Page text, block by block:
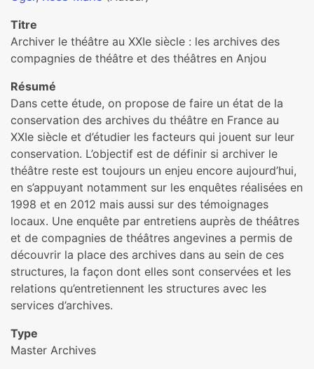
Titre
Archiver le théâtre au XXIe siècle : les archives des
compagnies de théâtre et des théâtres en Anjou
Résumé
Dans cette étude, on propose de faire un état de la
conservation des archives du théâtre en France au
XXIe siècle et d’étudier les facteurs qui jouent sur leur
conservation. L’objectif est de définir si archiver le
théâtre reste est toujours un enjeu encore aujourd’hui,
en s’appuyant notamment sur les enquêtes réalisées en
1998 et en 2012 mais aussi sur des témoignages
locaux. Une enquête par entretiens auprès de théâtres
et de compagnies de théâtres angevines a permis de
découvrir la place des archives dans au sein de ces
structures, la façon dont elles sont conservées et les
relations qu’entretiennent les structures avec les
services d’archives.
Type
Master Archives